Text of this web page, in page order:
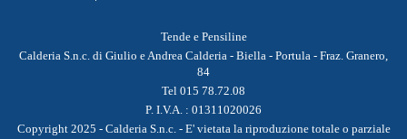
Tende e Pensiline
Calderia S.n.c. di Giulio e Andrea Calderia - Biella - Portula - Fraz. Granero,
84
Tel 015 78.72.08
P. I.V.A. : 01311020026
Copyright 2025 - Calderia S.n.c. - E' vietata la riproduzione totale o parziale